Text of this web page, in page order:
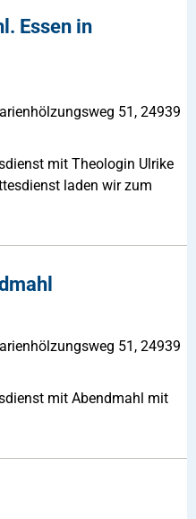
Essen in
51, 24939
mit Theologin Ulrike
laden wir zum
51, 24939
mit Abendmahl mit